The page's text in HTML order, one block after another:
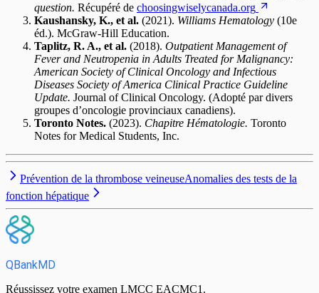
question. Récupéré de choosingwiselycanada.org
Kaushansky, K., et al. (2021). Williams Hematology (10e
éd.). McGraw-Hill Education.
Taplitz, R. A., et al. (2018). Outpatient Management of
Fever and Neutropenia in Adults Treated for Malignancy:
American Society of Clinical Oncology and Infectious
Diseases Society of America Clinical Practice Guideline
Update. Journal of Clinical Oncology. (Adopté par divers
groupes d’oncologie provinciaux canadiens).
Toronto Notes. (2023). Chapitre Hématologie. Toronto
Notes for Medical Students, Inc.
Prévention de la thrombose veineuseAnomalies des tests de la
fonction hépatique
QBankMD
Réussissez votre examen LMCC EACMC1.